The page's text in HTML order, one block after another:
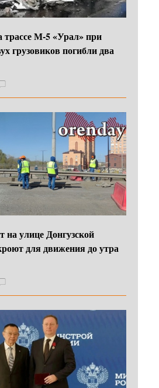
трассе М-5 «Урал» при
грузовиков погибли два
на улице Донгузской
для движения до утра